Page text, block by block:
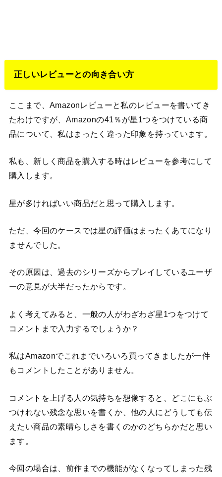
正しいレビューとの向き合い方
ここまで、Amazonレビューと私のレビューを書いてき
たわけですが、Amazonの41％が星1つをつけている商
品について、私はまったく違った印象を持っています。
私も、新しく商品を購入する時はレビューを参考にして
購入します。
星が多ければいい商品だと思って購入します。
ただ、今回のケースでは星の評価はまったくあてになり
ませんでした。
その原因は、過去のシリーズからプレイしているユーザ
ーの意見が大半だったからです。
よく考えてみると、一般の人がわざわざ星1つをつけて
コメントまで入力するでしょうか？
私はAmazonでこれまでいろいろ買ってきましたが一件
もコメントしたことがありません。
コメントを上げる人の気持ちを想像すると、どこにもぶ
つけれない残念な思いを書くか、他の人にどうしても伝
えたい商品の素晴らしさを書くのかのどちらかだと思い
ます。
今回の場合は、前作までの機能がなくなってしまった残